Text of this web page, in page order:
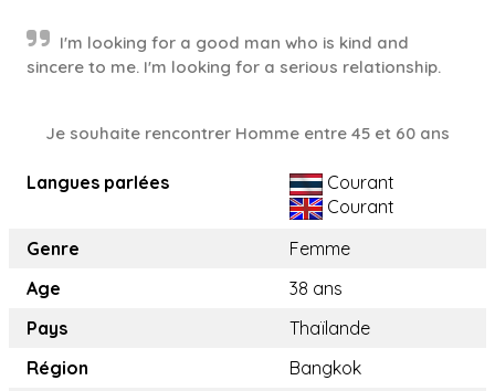
I'm looking for a good man who is kind and
sincere to me. I'm looking for a serious relationship.
Je souhaite rencontrer Homme entre 45 et 60 ans
Langues parlées
Courant
Courant
Genre
Femme
Age
38 ans
Pays
Thaïlande
Région
Bangkok